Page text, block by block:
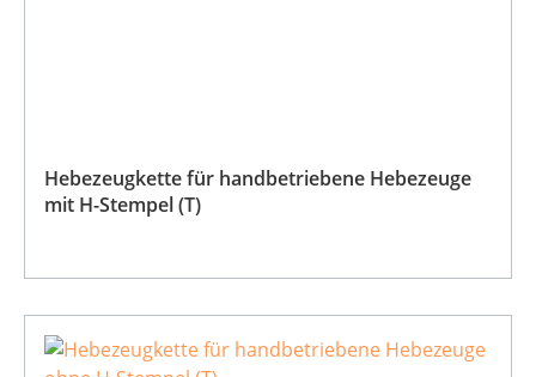
Hebezeugkette für handbetriebene Hebezeuge
mit H-Stempel (T)